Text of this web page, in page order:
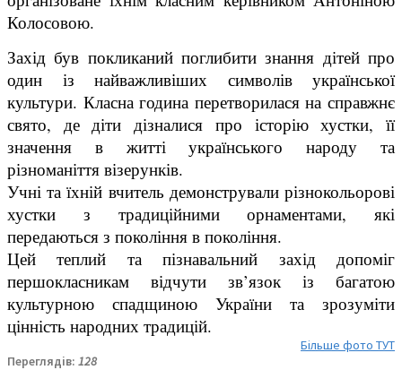
Колосовою.
Захід був покликаний поглибити знання дітей про
один із найважливіших символів української
культури. Класна година перетворилася на справжнє
свято, де діти дізналися про історію хустки, її
значення в житті українського народу та
різноманіття візерунків.
Учні та їхній вчитель демонстрували різнокольорові
хустки з традиційними орнаментами, які
передаються з покоління в покоління.
Цей теплий та пізнавальний захід допоміг
першокласникам відчути зв’язок із багатою
культурною спадщиною України та зрозуміти
цінність народних традицій.
Більше фото ТУТ
Переглядів: 128